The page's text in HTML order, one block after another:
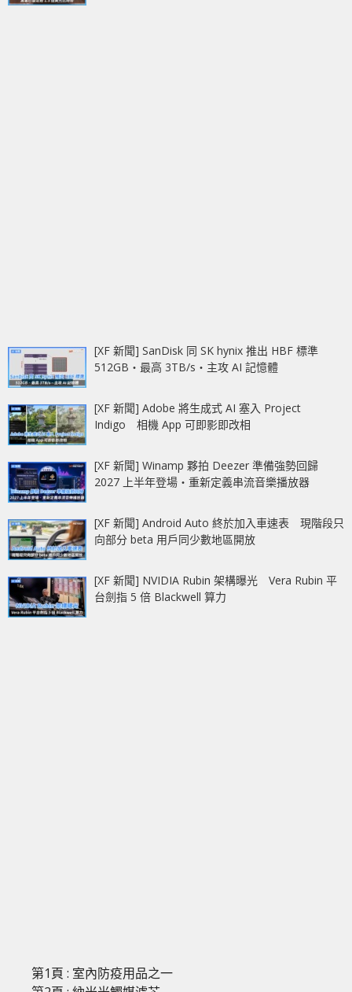
[XF 新聞] SanDisk 同 SK hynix 推出 HBF 標準
512GB‧最高 3TB/s‧主攻 AI 記憶體
[XF 新聞] Adobe 將生成式 AI 塞入 Project
Indigo 相機 App 可即影即改相
[XF 新聞] Winamp 夥拍 Deezer 準備強勢回歸
2027 上半年登場‧重新定義串流音樂播放器
[XF 新聞] Android Auto 終於加入車速表 現階段只
向部分 beta 用戶同少數地區開放
[XF 新聞] NVIDIA Rubin 架構曝光 Vera Rubin 平
台劍指 5 倍 Blackwell 算力
第1頁 : 室內防疫用品之一